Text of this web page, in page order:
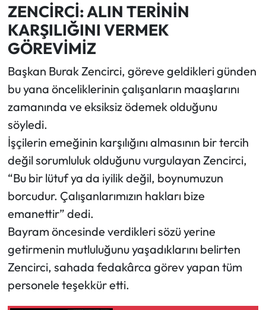
ZENCİRCİ: ALIN TERİNİN
KARŞILIĞINI VERMEK
GÖREVİMİZ
Başkan Burak Zencirci, göreve geldikleri günden
bu yana önceliklerinin çalışanların maaşlarını
zamanında ve eksiksiz ödemek olduğunu
söyledi.
İşçilerin emeğinin karşılığını almasının bir tercih
değil sorumluluk olduğunu vurgulayan Zencirci,
“Bu bir lütuf ya da iyilik değil, boynumuzun
borcudur. Çalışanlarımızın hakları bize
emanettir” dedi.
Bayram öncesinde verdikleri sözü yerine
getirmenin mutluluğunu yaşadıklarını belirten
Zencirci, sahada fedakârca görev yapan tüm
personele teşekkür etti.